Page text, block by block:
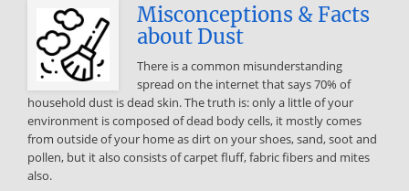
Gyümölcsöt világméretben és jelentős mennyiségben termelnek. Az
élvezeti cikkek termelésében is jelentős szerepe van Különösen
teájuk világhírű. Itt termelik a világ összes teájának 30 %-át A legtöbb
növ átlagtermelése nem éri el a világátlag szintjét. Állattenyésztés:
India mezőgazdaságban még ma sem lehet erről beszélni, mert ez
valójában csak állattartás. A takarmányozás nagyon hiányos és
egyoldalú, a tartástechnológia korszerűtlen. Szarvasmarha
állománya a legnagyobb a világon A bivalyállomány is hasonló
ehhez. A kecskéket és juhokat a csapadék szegény É-Ny-i
szetyeppéken tartják. A ló, a szamár és öszvér állomány száma
Misconceptions & Facts
about Dust
There is a common misunderstanding
spread on the internet that says 70% of
household dust is dead skin. The truth is: only a little of your
environment is composed of dead body cells, it mostly comes
from outside of your home as dirt on your shoes, sand, soot and
pollen, but it also consists of carpet fluff, fabric fibers and mites
also.